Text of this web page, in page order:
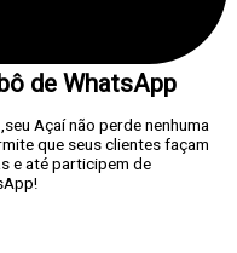
de WhatsApp
Açaí não perde nenhuma
que seus clientes façam
e até participem de